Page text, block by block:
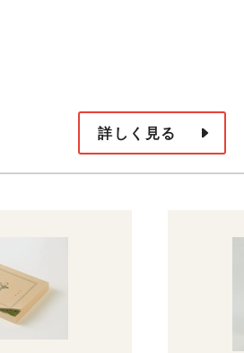
詳しく見る